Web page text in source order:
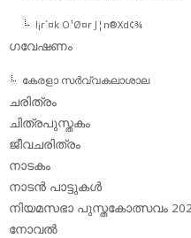
l¡r´¤k O¹Ø¤r J¦n®Xd¢¾
ഗവേഷണം
കേരളാ സര്‍വ്വകലാശാല
ചരിത്രം
ചിത്രപുസ്തകം
ജീവചരിത്രം
നാടകം
നാടന്‍ പാട്ടുകള്‍
നിയമസഭാ പുസ്തകോത്സവം
നോവല്‍